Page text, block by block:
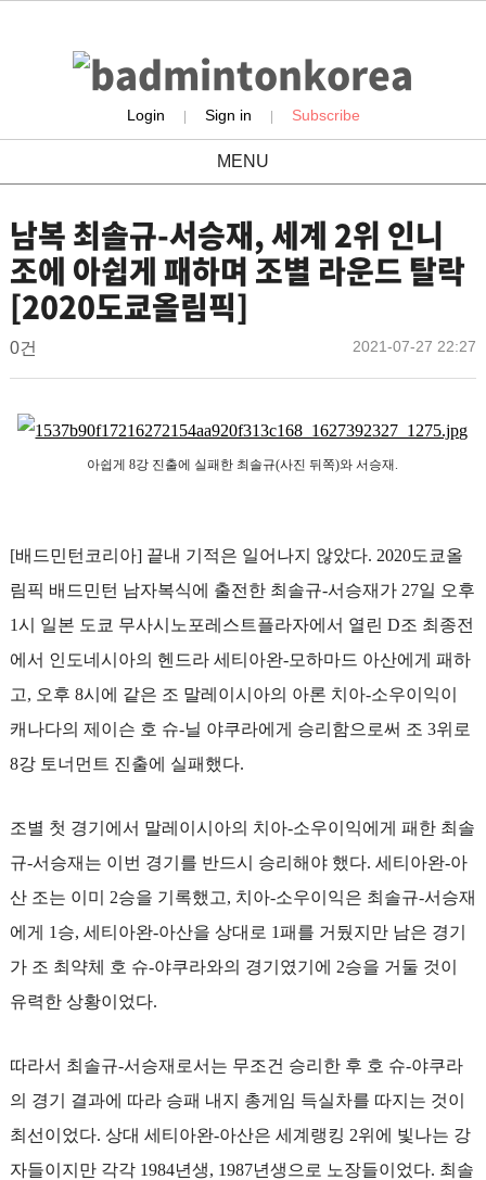
Login | Sign in | Subscribe
MENU
news
남복 최솔규-서승재, 세계 2위 인니
조에 아쉽게 패하며 조별 라운드 탈락
[2020도쿄올림픽]
작
배
드
턴
댓
0건
작
2021-07-27 22:27
본
문
아쉽게 8강 진출에 실패한 최솔규(사진 뒤쪽)와 서승재.
[배드민턴코리아] 끝내 기적은 일어나지 않았다. 2020도쿄올
림픽 배드민턴 남자복식에 출전한 최솔규-서승재가 27일 오후
1시 일본 도쿄 무사시노포레스트플라자에서 열린 D조 최종전
에서 인도네시아의 헨드라 세티아완-모하마드 아산에게 패하
고, 오후 8시에 같은 조 말레이시아의 아론 치아-소우이익이
캐나다의 제이슨 호 슈-닐 야쿠라에게 승리함으로써 조 3위로
8강 토너먼트 진출에 실패했다.
조별 첫 경기에서 말레이시아의 치아-소우이익에게 패한 최솔
규-서승재는 이번 경기를 반드시 승리해야 했다. 세티아완-아
산 조는 이미 2승을 기록했고, 치아-소우이익은 최솔규-서승재
에게 1승, 세티아완-아산을 상대로 1패를 거뒀지만 남은 경기
가 조 최약체 호 슈-야쿠라와의 경기였기에 2승을 거둘 것이
유력한 상황이었다.
따라서 최솔규-서승재로서는 무조건 승리한 후 호 슈-야쿠라
의 경기 결과에 따라 승패 내지 총게임 득실차를 따지는 것이
최선이었다. 상대 세티아완-아산은 세계랭킹 2위에 빛나는 강
자들이지만 각각 1984년생, 1987년생으로 노장들이었다. 최솔